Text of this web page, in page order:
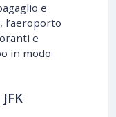
e
l’aeroporto
e
in modo